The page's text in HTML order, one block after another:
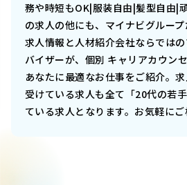
務や時短もOK|服装自由|髪型自由|
の求人の他にも、マイナビグルー
求人情報と人材紹介会社ならでは
バイザーが、個別 キャリアカウン
あなたに最適なお仕事をご紹介。
受けている求人も全て「20代の若
ている求人となります。お気軽にご